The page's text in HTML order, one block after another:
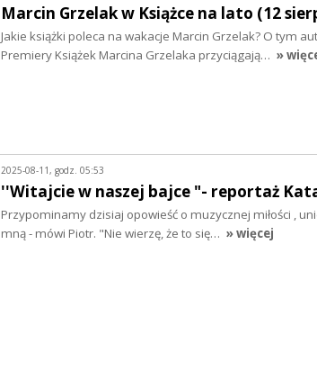
Marcin Grzelak w Książce na lato (12
Jakie książki poleca na wakacje Marcin Grzelak? O tym
Premiery Książek Marcina Grzelaka przyciągają… »
2025-08-11, godz. 05:53
''Witajcie w naszej bajce "- reportaż
Przypominamy dzisiaj opowieść o muzycznej miłości ,
mną - mówi Piotr. "Nie wierzę, że to się… » więcej